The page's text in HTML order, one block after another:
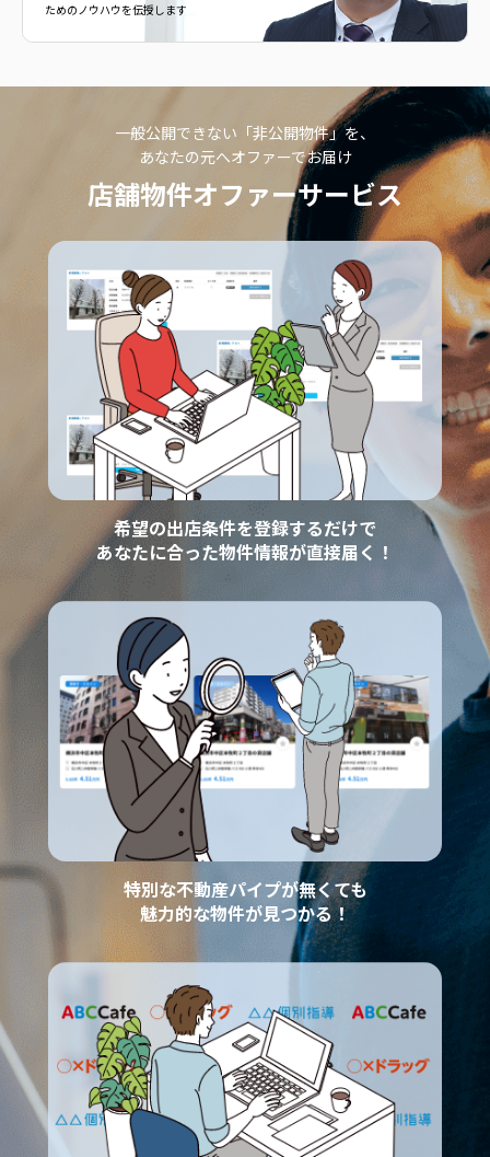
ためのノウハウを伝授します
一般公開できない「非公開物件」を、
あなたの元へオファーでお届け
店舗物件オファーサービス
希望の出店条件を登録するだけで
あなたに合った物件情報が直接届く！
特別な不動産パイプが無くても
魅力的な物件が見つかる！